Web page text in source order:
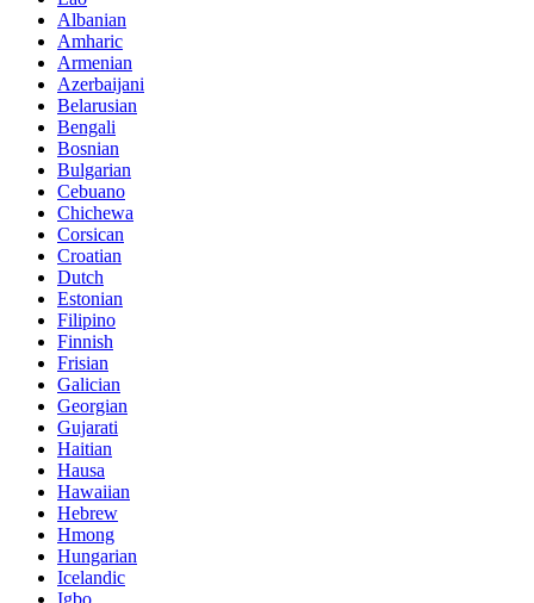
Albanian
Amharic
Armenian
Azerbaijani
Belarusian
Bengali
Bosnian
Bulgarian
Cebuano
Chichewa
Corsican
Croatian
Dutch
Estonian
Filipino
Finnish
Frisian
Galician
Georgian
Gujarati
Haitian
Hausa
Hawaiian
Hebrew
Hmong
Hungarian
Icelandic